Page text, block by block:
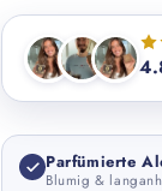
Parfümierte
Blumig &